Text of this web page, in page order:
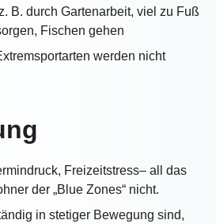
B. durch Gartenarbeit, viel zu Fuß
Fischen gehen
werden nicht
Freizeitstress– all das
der „Blue Zones“ nicht.
in stetiger Bewegung sind,